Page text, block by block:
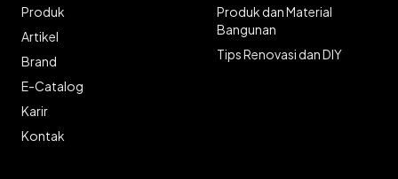
Produk
Artikel
Brand
E-Catalog
Karir
Kontak
Produk dan Material
Bangunan
Tips Renovasi dan DIY